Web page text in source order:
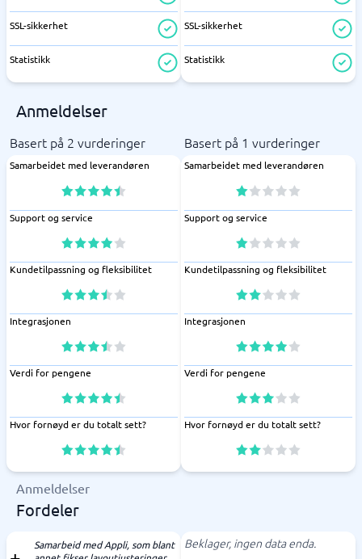
SSL-sikkerhet
Statistikk
SSL-sikkerhet
Statistikk
Anmeldelser
Basert på 2 vurderinger Basert på 1 vurderinger
Samarbeidet med leverandøren
Support og service
Kundetilpassning og fleksibilitet
Integrasjonen
Verdi for pengene
Hvor fornøyd er du totalt sett?
Samarbeidet med leverandøren
Support og service
Kundetilpassning og fleksibilitet
Integrasjonen
Verdi for pengene
Hvor fornøyd er du totalt sett?
Anmeldelser
Fordeler
Samarbeid med Appli, som blant
Beklager, ingen data enda.